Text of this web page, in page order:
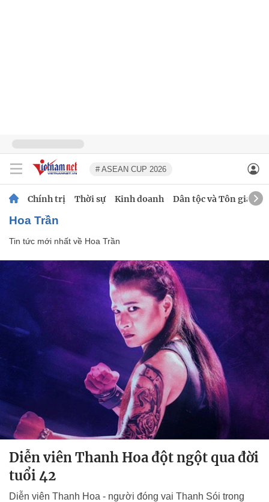
# ASEAN CUP 2026
Chính trị Thời sự Kinh doanh Dân tộc và Tôn giáo
Hoa Trần
Tin tức mới nhất về Hoa Trần
Diễn viên Thanh Hoa đột ngột qua đời
tuổi 42
Diễn viên Thanh Hoa - người đóng vai Thanh Sói trong